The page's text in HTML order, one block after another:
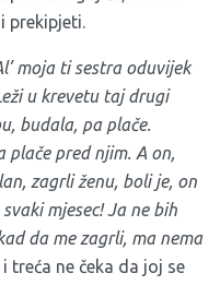
prekipjeti.
moja ti sestra oduvijek
u krevetu taj drugi
budala, pa plače.
plače pred njim. A on,
zagrli ženu, boli je, on
mjesec! Ja ne bih
da me zagrli, ma nema
treća ne čeka da joj se